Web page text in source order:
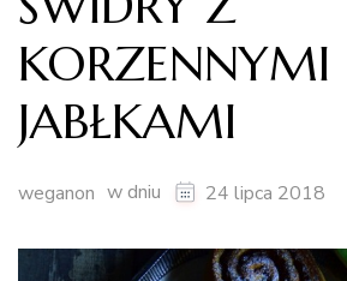
KORZENNYMI
JABŁKAMI
weganon w dniu 24 lipca 2018